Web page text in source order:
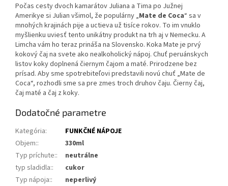
Počas cesty dvoch kamarátov Juliana a Tima po Južnej
Amerikye si Julian všimol, že populárny „Mate de Coca“ sa v
mnohých krajinách pije a uctieva už tisíce rokov. To im vnuklo
myšlienku uviesť tento unikátny produkt na trh aj v Nemecku. A
Limcha vám ho teraz prináša na Slovensko. Koka Mate je prvý
kokový čaj na svete ako nealkoholický nápoj. Chuť peruánskych
listov koky doplnená čiernym čajom a maté. Prirodzene bez
prísad. Aby sme spotrebiteľovi predstavili novú chuť „Mate de
Coca“, rozhodli sme sa pre zmes troch druhov čaju. Čierny čaj,
čaj maté a čaj z koky.
Dodatočné parametre
Kategória:
FUNKČNÉ NÁPOJE
Objem::
330ml
Typ príchute::
neutrálne
typ sladidla::
cukor
Typ nápoja::
neperlivý